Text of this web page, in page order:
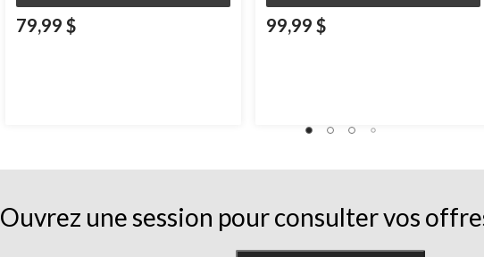
79,99 $ 99,99 $
Ouvrez une session pour consulter vos